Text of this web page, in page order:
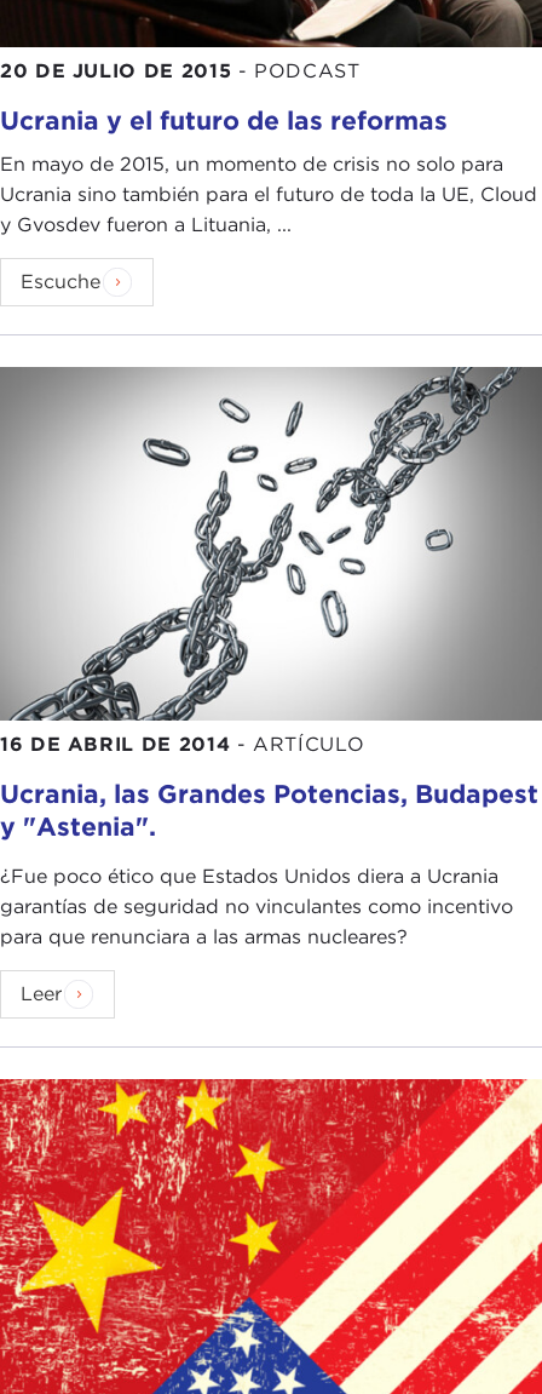
20 DE JULIO DE 2015 - PODCAST
Ucrania y el futuro de las reformas
En mayo de 2015, un momento de crisis no solo para
Ucrania sino también para el futuro de toda la UE, Cloud
y Gvosdev fueron a Lituania, ...
Escuche
16 DE ABRIL DE 2014 - ARTÍCULO
Ucrania, las Grandes Potencias, Budapest
y "Astenia".
¿Fue poco ético que Estados Unidos diera a Ucrania
garantías de seguridad no vinculantes como incentivo
para que renunciara a las armas nucleares?
Leer